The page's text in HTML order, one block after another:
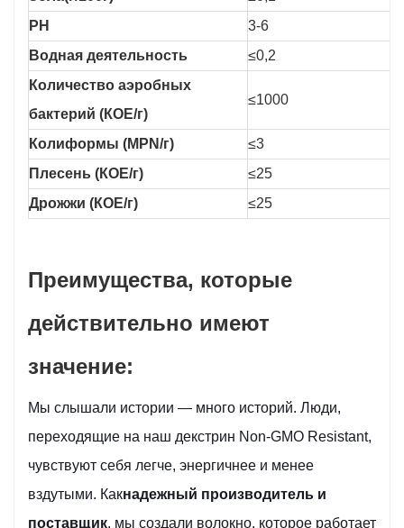
PH
3-6
Водная деятельность
≤0,2
Количество аэробных
бактерий (КОЕ/г)
≤1000
Колиформы (MPN/г)
≤3
Плесень (КОЕ/г)
≤25
Дрожжи (КОЕ/г)
≤25
Преимущества, которые
действительно имеют
значение:
Мы слышали истории — много историй. Люди,
переходящие на наш декстрин Non-GMO Resistant,
чувствуют себя легче, энергичнее и менее
вздутыми. Какнадежный производитель и
поставщик, мы создали волокно, которое работает